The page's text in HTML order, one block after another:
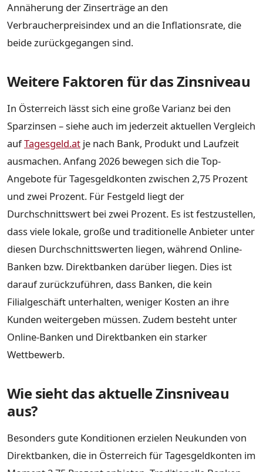
Annäherung der Zinserträge an den
Verbraucherpreisindex und an die Inflationsrate, die
beide zurückgegangen sind.
Weitere Faktoren für das Zinsniveau
In Österreich lässt sich eine große Varianz bei den
Sparzinsen – siehe auch im jederzeit aktuellen Vergleich
aufTagesgeld.at je nach Bank, Produkt und Laufzeit
ausmachen. Anfang 2026 bewegen sich die Top-
Angebote für Tagesgeldkonten zwischen 2,75 Prozent
und zwei Prozent. Für Festgeld liegt der
Durchschnittswert bei zwei Prozent. Es ist festzustellen,
dass viele lokale, große und traditionelle Anbieter unter
diesen Durchschnittswerten liegen, während Online-
Banken bzw. Direktbanken darüber liegen. Dies ist
darauf zurückzuführen, dass Banken, die kein
Filialgeschäft unterhalten, weniger Kosten an ihre
Kunden weitergeben müssen. Zudem besteht unter
Online-Banken und Direktbanken ein starker
Wettbewerb.
Wie sieht das aktuelle Zinsniveau
aus?
Besonders gute Konditionen erzielen Neukunden von
Direktbanken, die in Österreich für Tagesgeldkonten im